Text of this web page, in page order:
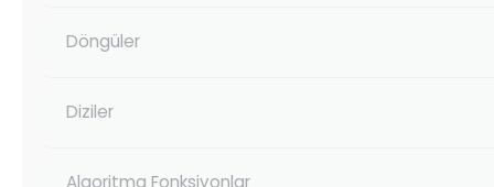
Döngüler
Diziler
Algoritma Fonksiyonlar